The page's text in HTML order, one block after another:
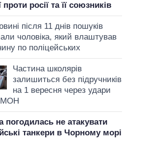
проти росії та її союзників
після 11 днів пошуків
чоловіка, який влаштував
по поліцейських
Частина школярів
залишиться без підручників
на 1 вересня через удари
МОН
погодилась не атакувати
танкери в Чорному морі